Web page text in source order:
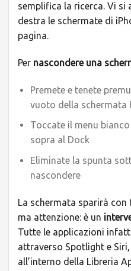
semplifica la ricerca. Vi si
destra le schermate di
pagina.
Per nascondere una
Premete e tenete
vuoto della schermata
Toccate il menu
sopra al Dock
Eliminate la spunta
nascondere
La schermata sparirà con
ma attenzione: è un
Tutte le applicazioni
attraverso Spotlight e
all’interno della Libreria